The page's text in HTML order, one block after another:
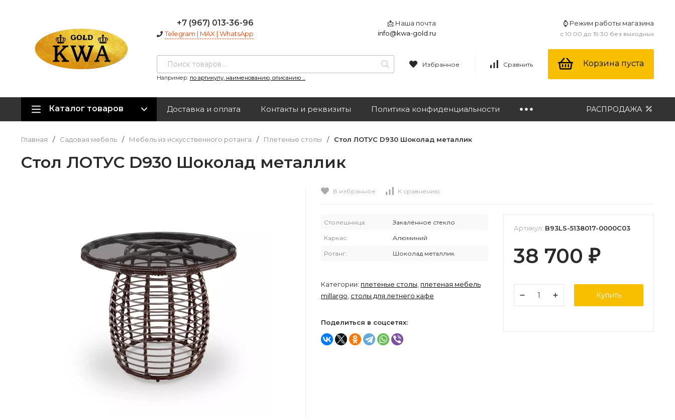
+7 (967) 013-36-96
Telegram | MAX | WhatsApp
📩 Наша почта
info@kwa-gold.ru
⌚ Режим работы магазина
с 10:00 до 19:30 без выходных
Например: по артикулу, наименованию, описанию ...
Избранное Сравнить Корзина пуста
Каталог товаров Доставка и оплата Контакты и реквизиты Политика конфиденциальности РАСПРОДАЖА
Главная / Садовая мебель / Мебель из искусственного ротанга / Плетеные столы / Стол ЛОТУС D930 Шоколад металлик
Стол ЛОТУС D930 Шоколад металлик
В избранное К сравнению
Столешница: Закалённое стекло
Каркас: Алюминий
Ротанг: Шоколад металлик
Категории: плетеные столы плетеная мебель
millargo столы для летнего кафе
Поделиться в соцсетях:
Артикул: B93LS-5138017-0000C03
38 700 ₽
Купить